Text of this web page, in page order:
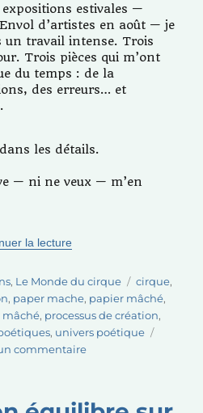
estivales —
d’artistes en août — je
un travail intense. Trois
Trois pièces qui m’ont
du temps : de la
des erreurs… et
les détails.
— ni ne veux — m’en
la lecture
, Le Monde du cirque Étiquettes
cirque,
, paper mache, papier mâché,
mâché, processus de création,
, univers poétique
commentairesur
perds